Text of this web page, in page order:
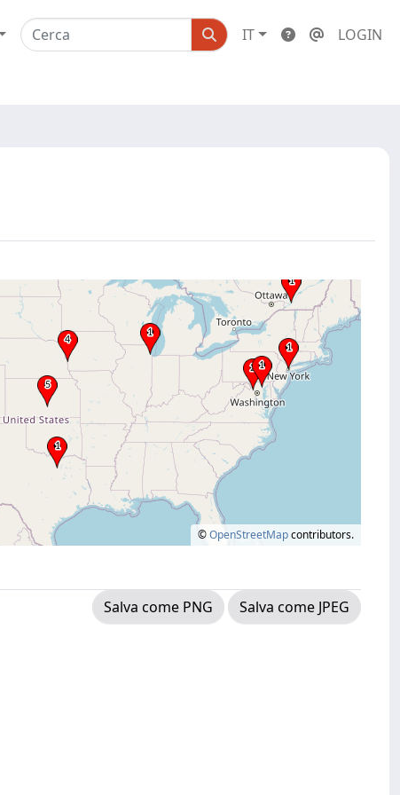
IT LOGIN
©OpenStreetMapcontributors.
Salva come PNG
Salva come JPEG